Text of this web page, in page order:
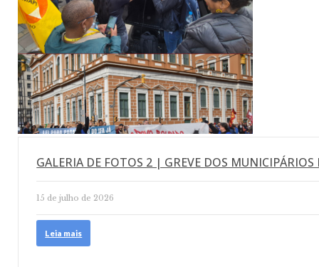
GALERIA DE FOTOS 2 | GREVE DOS MUNICIPÁRIOS
15 de julho de 2026
Leia mais